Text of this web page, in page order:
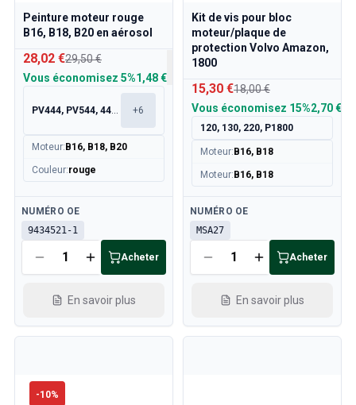
Peinture moteur rouge
B16, B18, B20 en aérosol
28,02 €29,50 €
Vous économisez 5%1,48 €
PV444, PV544, 445, 210 +6
Moteur: B16, B18, B20
Couleur:rouge
Disponible
NUMÉRO OE
9434521-1
Acheter
En savoir plus
Kit de vis pour bloc
moteur/plaque de
protection Volvo Amazon,
1800
15,30 €18,00 €
Vous économisez 15%2,70 €
120, 130, 220, P1800
Moteur: B16, B18
Moteur: B16, B18
Disponible
NUMÉRO OE
MSA27
Acheter
En savoir plus
-10%